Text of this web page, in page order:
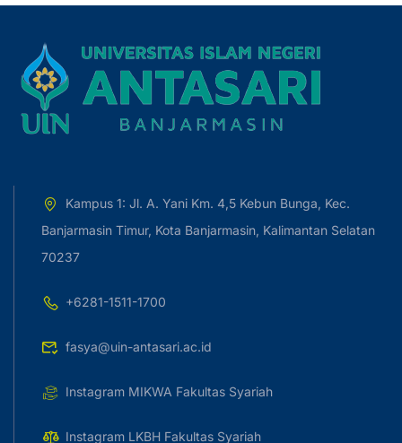
Kampus 1: Jl. A. Yani Km. 4,5 Kebun Bunga, Kec.
Banjarmasin Timur, Kota Banjarmasin, Kalimantan Selatan
70237
+6281-1511-1700
fasya@uin-antasari.ac.id
Instagram MIKWA Fakultas Syariah
Instagram LKBH Fakultas Syariah